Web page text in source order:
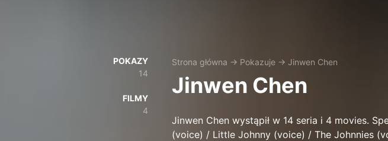
POKAZY
14
FILMY
4
Strona główna → Pokazuje → Jinwen Chen
Jinwen Chen
Jinwen Chen wystąpił w 14 seria i 4 movies.
(voice) / Little Johnny (voice) / The Johnnies